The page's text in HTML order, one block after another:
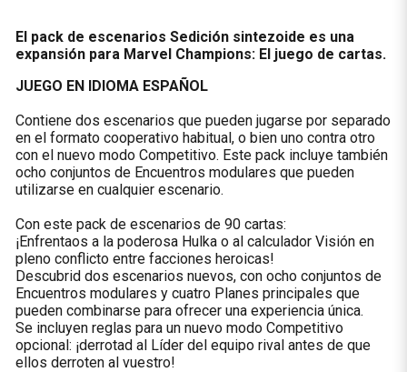
El pack de escenarios Sedición sintezoide es una
expansión para Marvel Champions: El juego de cartas.
JUEGO EN IDIOMA ESPAÑOL
Contiene dos escenarios que pueden jugarse por separado
en el formato cooperativo habitual, o bien uno contra otro
con el nuevo modo Competitivo. Este pack incluye también
ocho conjuntos de Encuentros modulares que pueden
utilizarse en cualquier escenario.
Con este pack de escenarios de 90 cartas:
¡Enfrentaos a la poderosa Hulka o al calculador Visión en
pleno conflicto entre facciones heroicas!
Descubrid dos escenarios nuevos, con ocho conjuntos de
Encuentros modulares y cuatro Planes principales que
pueden combinarse para ofrecer una experiencia única.
Se incluyen reglas para un nuevo modo Competitivo
opcional: ¡derrotad al Líder del equipo rival antes de que
ellos derroten al vuestro!